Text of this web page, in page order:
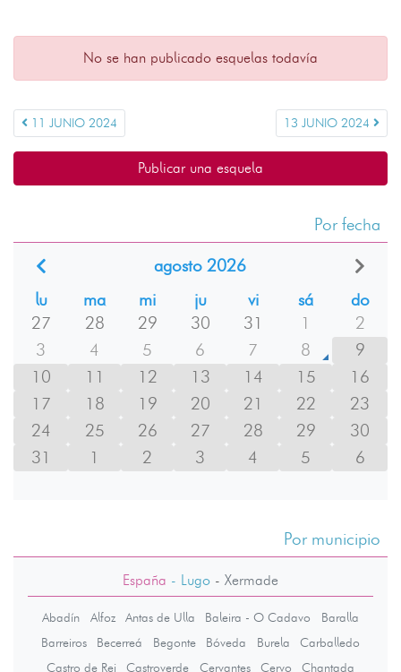
No se han publicado esquelas todavía
11 JUNIO 2024 13 JUNIO 2024
Publicar una esquela
Por fecha
agosto 2026
lu
ma mi ju vi sá
do
27
28 29 30 31 1
2
3
4 5 6 7 8
9
10
11 12 13 14 15
16
17
18 19 20 21 22
23
24
25 26 27 28 29
30
31
1 2 3 4 5 6
Por municipio
España - Lugo - Xermade
Abadín Alfoz Antas de Ulla Baleira - O Cadavo
Baralla
Barreiros
Becerreá Begonte Bóveda Burela
Carballedo
Castro de Rei
Castroverde Cervantes Cervo
Chantada